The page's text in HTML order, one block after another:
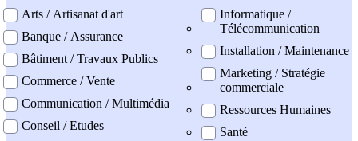
Arts / Artisanat d'art
Banque / Assurance
Bâtiment / Travaux Publics
Commerce / Vente
Communication / Multimédia
Conseil / Etudes
Informatique /
Télécommunication
Installation / Maintenance
Marketing / Stratégie
commerciale
Ressources Humaines
Santé